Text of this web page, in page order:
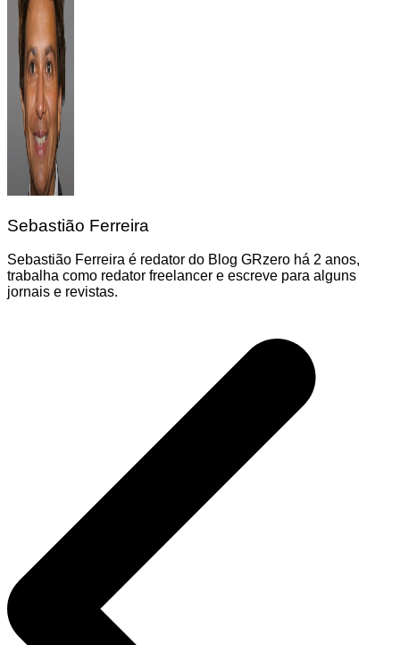
Sebastião Ferreira
Sebastião Ferreira é redator do Blog GRzero há 2 anos,
trabalha como redator freelancer e escreve para alguns
jornais e revistas.